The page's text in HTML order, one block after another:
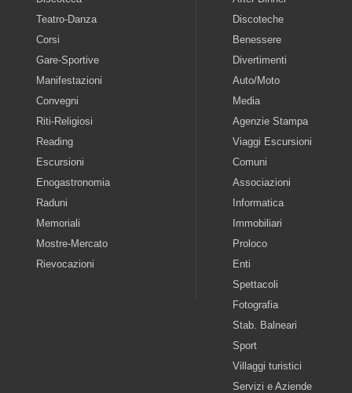
Teatro-Danza
Corsi
Gare-Sportive
Manifestazioni
Convegni
Riti-Religiosi
Reading
Escursioni
Enogastronomia
Raduni
Memoriali
Mostre-Mercato
Rievocazioni
Discoteche
Benessere
Divertimenti
Auto/Moto
Media
Agenzie Stampa
Viaggi Escursioni
Comuni
Associazioni
Informatica
Immobiliari
Proloco
Enti
Spettacoli
Fotografia
Stab. Balneari
Sport
Villaggi turistici
Servizi e Aziende